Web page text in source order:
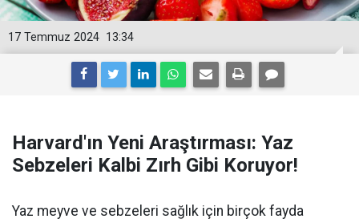
13:34
17 Temmuz 2024
Harvard'ın Yeni Araştırması: Yaz
Sebzeleri Kalbi Zırh Gibi Koruyor!
Yaz meyve ve sebzeleri sağlık için birçok fayda